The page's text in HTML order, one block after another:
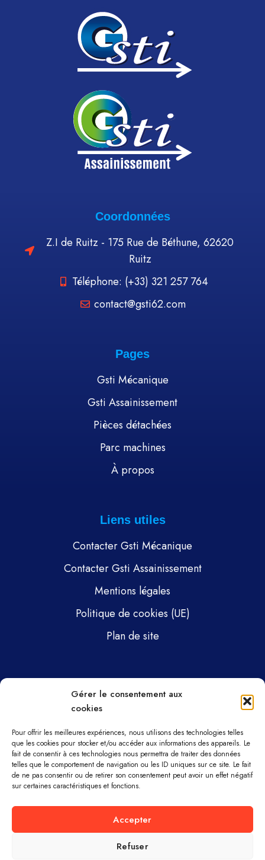
Gérer le consentement aux
cookies
Pour offrir les meilleures expériences, nous utilisons des technologies telles
que les cookies pour stocker et/ou accéder aux informations des appareils. Le
fait de consentir à ces technologies nous permettra de traiter des données
telles que le comportement de navigation ou les ID uniques sur ce site. Le fait
de ne pas consentir ou de retirer son consentement peut avoir un effet négatif
sur certaines caractéristiques et fonctions.
Accepter
Refuser
Coordonnées
Z.I de Ruitz - 175 Rue de Béthune, 62620
Ruitz
Téléphone: (+33) 321 257 764
contact@gsti62.com
Pages
Gsti Mécanique
Gsti Assainissement
Pièces détachées
Parc machines
À propos
Liens utiles
Contacter Gsti Mécanique
Contacter Gsti Assainissement
Mentions légales
Politique de cookies (UE)
Plan de site
Gsti Mécanique
Gsti Assainissement
Pièces détachées
Parc machines
GSTI MÉCANIQUE ET ASSAINISSEMENT ©